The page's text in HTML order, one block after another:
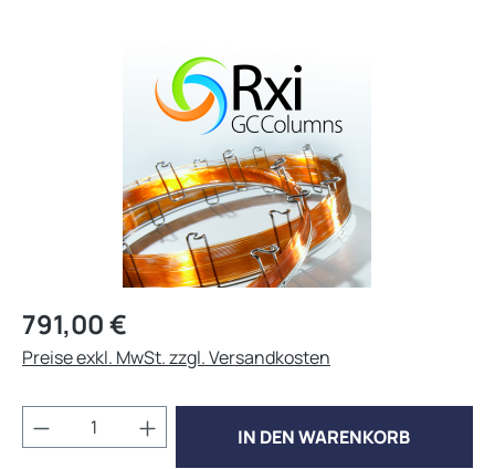
Bildergalerie überspringen
Regulärer Preis:
791,00 €
Preise exkl. MwSt. zzgl. Versandkosten
Produkt Anzahl: Gib den gewünschten
IN DEN WARENKORB